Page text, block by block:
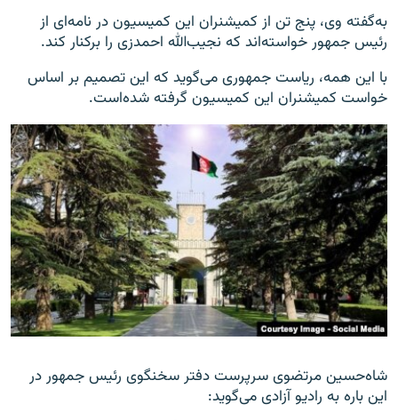
به‌گفته وی، پنج تن از کمیشنران این کمیسیون در نامه‌ای از
رئیس جمهور خواسته‌اند که نجیب‌الله احمدزی را برکنار کند.
با این همه، ریاست جمهوری می‌گوید که این تصمیم بر اساس
خواست کمیشنران این کمیسیون گرفته شده‌است.
شاه‌حسین مرتضوی سرپرست دفتر سخنگوی رئیس جمهور در
این باره به رادیو آزادی می‌گوید: